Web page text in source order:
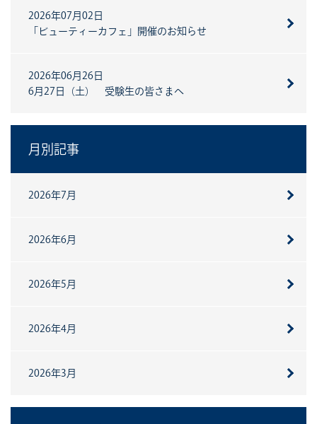
2026年07月02日
「ビューティーカフェ」開催のお知らせ
2026年06月26日
6月27日（土） 受験生の皆さまへ
月別記事
2026年7月
2026年6月
2026年5月
2026年4月
2026年3月